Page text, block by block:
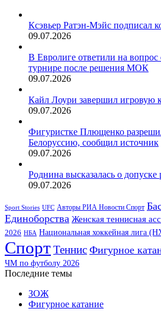
Ксэвьер Ратэн-Мэйс подписал
09.07.2026
В Евролиге ответили на вопрос
турнире после решения МОК
09.07.2026
Кайл Лоури завершил игровую
09.07.2026
Фигуристке Плющенко
Белоруссию, сообщил источник
09.07.2026
Роднина высказалась о
09.07.2026
Sport Stories UFC Авторы РИА Новости Спорт
Единоборства Женская теннисная
2026 НБА Национальная хоккейная лига
СпортТеннис Фигурное
ЧМ по футболу 2026
Последние темы
ЗОЖ
Фигурное катание